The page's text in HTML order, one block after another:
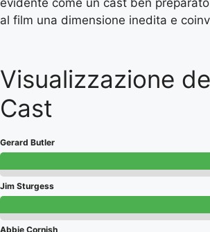
evidente come un cast ben
al film una dimensione inedita e
Visualizzazione
Cast
Gerard Butler
Jim Sturgess
Abbie Cornish